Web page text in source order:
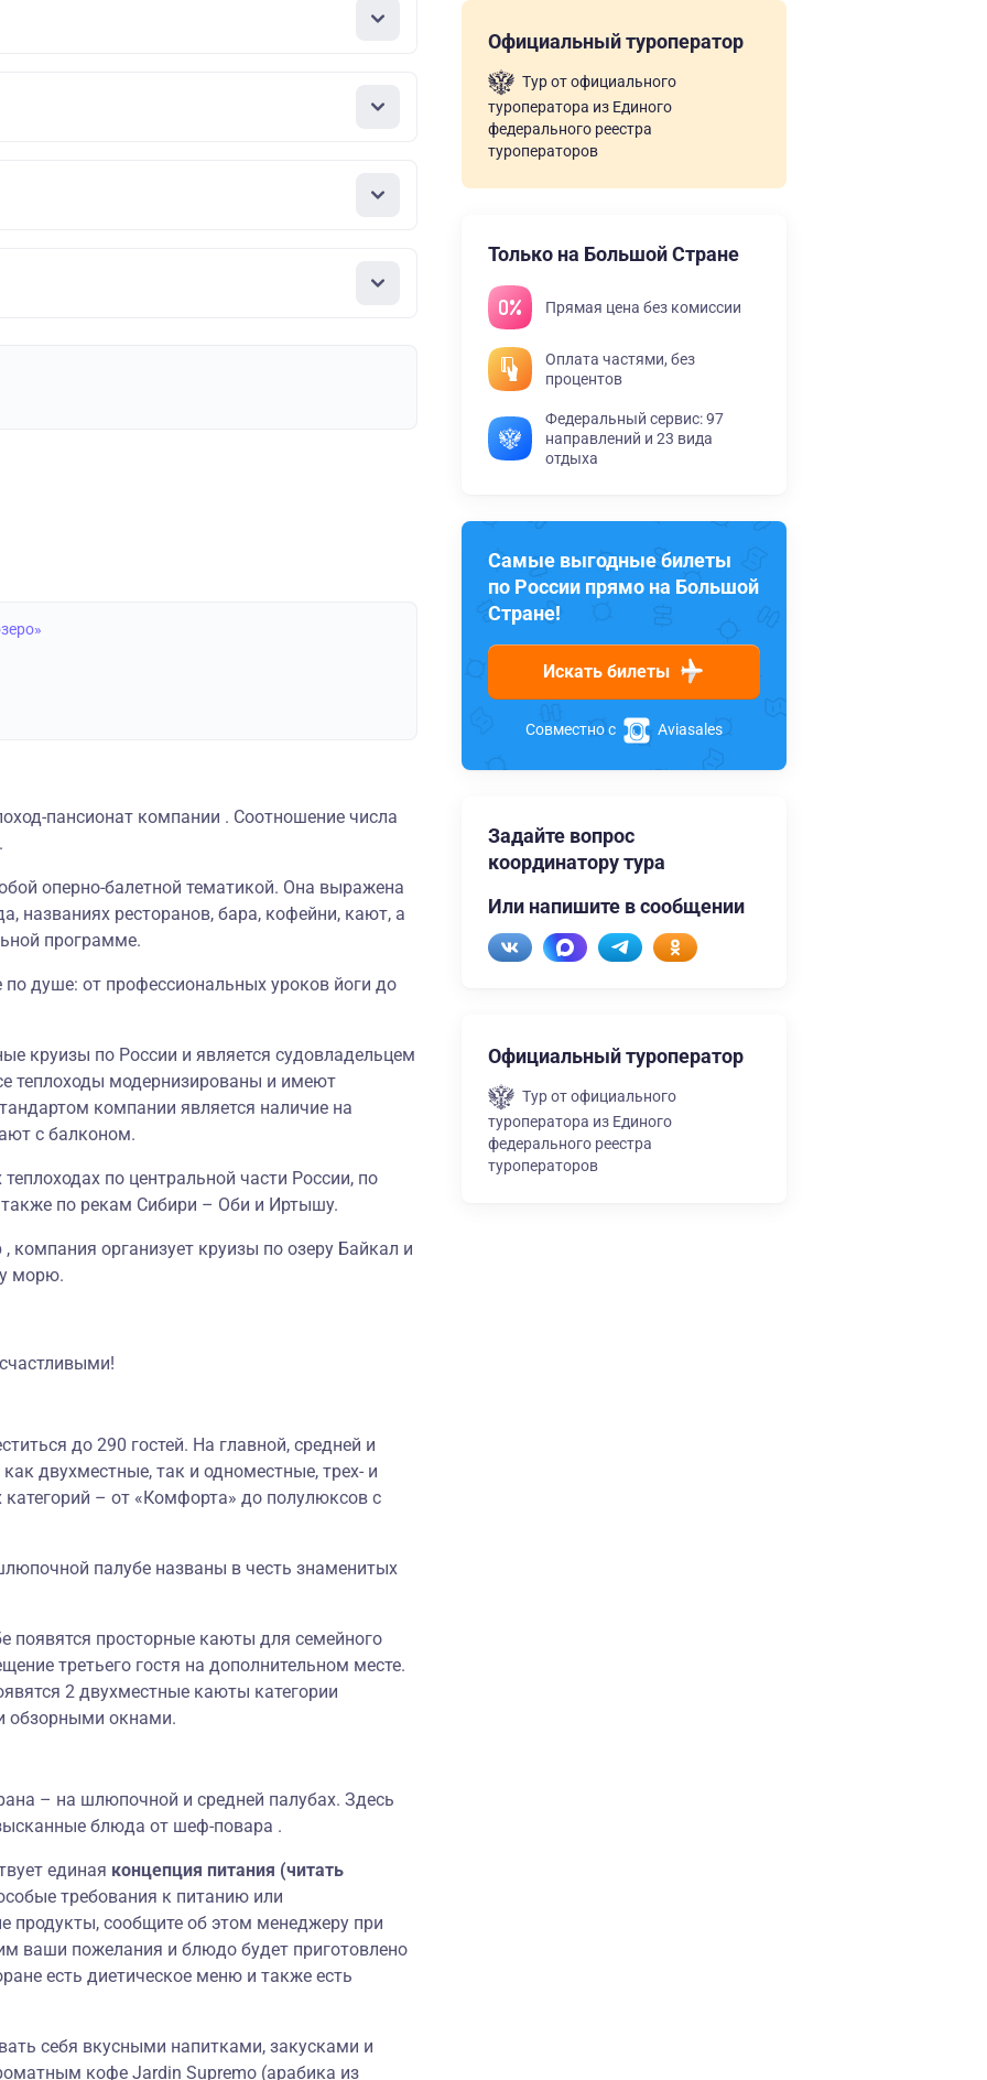
пансионат компании . Соотношение числа
оперно-балетной тематикой. Она выражена
названиях ресторанов, бара, кофейни, кают, а
программе.
душе: от профессиональных уроков йоги до
круизы по России и является судовладельцем
теплоходы модернизированы и имеют
компании является наличие на
с балконом.
по центральной части России, по
по рекам Сибири – Оби и Иртышу.
организует круизы по озеру Байкал и
морю.
до 290 гостей. На главной, средней и
двухместные, так и одноместные, трех- и
– от «Комфорта» до полулюксов с
палубе названы в честь знаменитых
появятся просторные каюты для семейного
третьего гостя на дополнительном месте.
2 двухместные каюты категории
обзорными окнами.
– на шлюпочной и средней палубах. Здесь
блюда от шеф-повара .
единая концепция питания (читать
требования к питанию или
продукты, сообщите об этом менеджеру при
ваши пожелания и блюдо будет приготовлено
есть диетическое меню и также есть
себя вкусными напитками, закусками и
кофе Jardin Supremo (арабика из
Официальный туроператор
Тур от официального
туроператора из Единого
федерального реестра
туроператоров
Только на Большой Стране
Прямая цена без комиссии
Оплата частями, без
процентов
Федеральный сервис: 97
направлений и 23 вида
отдыха
Самые выгодные билеты
по России прямо на Большой
Стране!
Искать билеты
Совместно с Aviasales
Задайте вопрос
координатору тура
Или напишите в сообщении
Официальный туроператор
Тур от официального
туроператора из Единого
федерального реестра
туроператоров